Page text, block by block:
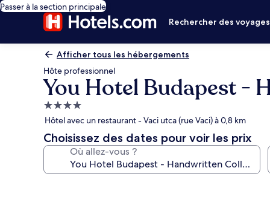
Passer à la section principale
Rechercher des voyages
Afficher tous les hébergements
Hôte professionnel
You Hotel Budapest -
Hébergement
4.0 étoiles
Hôtel avec un restaurant - Vaci utca (rue Vaci) à 0,8 km
Choisissez des dates pour voir les prix
Où allez-vous ?